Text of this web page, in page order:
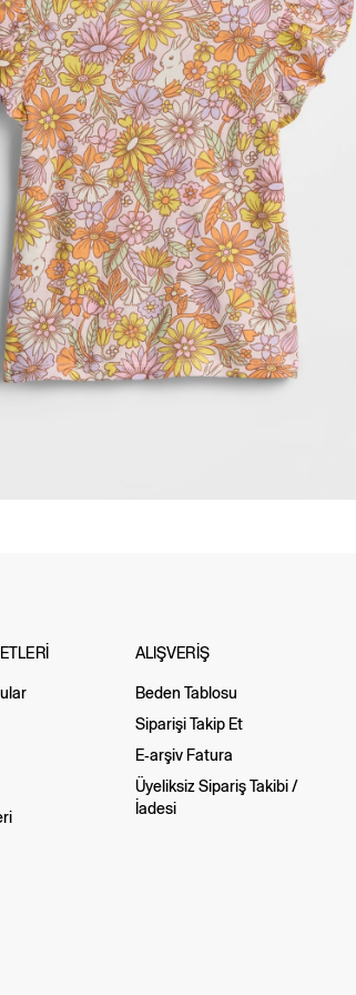
ALIŞVERİŞ
Beden Tablosu
Siparişi Takip Et
E-arşiv Fatura
Üyeliksiz Sipariş Takibi /
İadesi